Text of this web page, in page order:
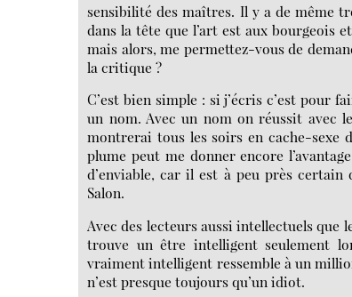
sensibilité des maîtres. Il y a de même
dans la tête que l’art est aux bourgeois
mais alors, me permettez-vous de
la critique ?
C’est bien simple : si j’écris c’est pour
un nom. Avec un nom on réussit avec
montrerai tous les soirs en cache-sexe
plume peut me donner encore
d’enviable, car il est à peu près certain
Salon.
Avec des lecteurs aussi intellectuels que
trouve un être intelligent seulement
vraiment intelligent ressemble à un
n’est presque toujours qu’un idiot.